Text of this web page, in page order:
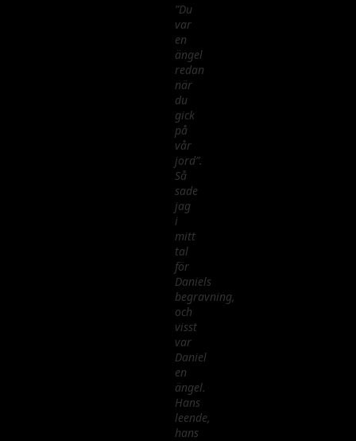
”Du
var
en
ängel
redan
när
du
gick
på
vår
jord”.
Så
sade
jag
i
mitt
tal
för
Daniels
begravning,
och
visst
var
Daniel
en
ängel.
Hans
leende,
hans